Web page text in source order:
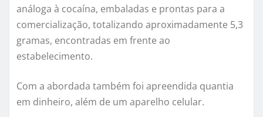
análoga à cocaína, embaladas e prontas para a
comercialização, totalizando aproximadamente 5,3
gramas, encontradas em frente ao
estabelecimento.
Com a abordada também foi apreendida quantia
em dinheiro, além de um aparelho celular.